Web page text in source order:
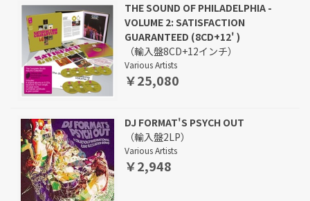
THE SOUND OF PHILADELPHIA -
VOLUME 2: SATISFACTION
GUARANTEED (8CD+12' )
（輸入盤8CD+12インチ）
Various Artists
￥25,080
DJ FORMAT'S PSYCH OUT
（輸入盤2LP）
Various Artists
￥2,948